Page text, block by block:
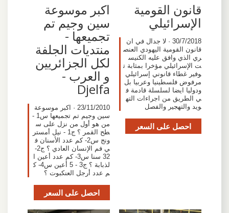
قانون القومية
الإسرائيلي
30/7/2018 · لا جدال في ان
قانون القومية اليهودي العنص
ري الذي وافق عليه الكنيس
ت الإسرائيلي مؤخرا بمثابة ت
وفير غطاء قانوني إسرائيلي
مرفوض فلسطينيا وعربيا بل
ودوليا ايضا لسلسلة قادمة ف
ي الطريق من اجراءات الته
ويد والتهجير والفصل
احصل على السعر
اكبر موسوعة
سين وجيم تم
تجميعها -
منتديات الجلفة
لكل الجزائريين
و العرب -
Djelfa
23/11/2010 · اكبر موسوعة
سين وجيم تم تجميعها س1 -
من هو أول من نزل على س
طح القمر ؟ ج1 - نيل أمستر
ونج س2- كم عدد الأسنان ف
ي فم الإنسان العادي ؟ ج2-
32 سنا س3- كم عدد أعين ا
لذبابة ؟ ج3 - 5 أعين س4- ك
م عدد أرجل العنكبوت ؟
احصل على السعر